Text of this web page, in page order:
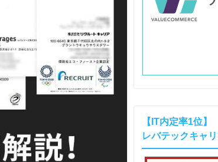
【IT内定率1位】
レバテックキャ